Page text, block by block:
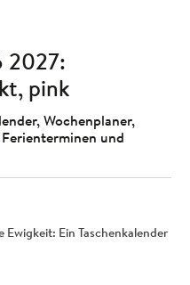
2027:
pink
Wochenplaner,
und
Ein Taschenkalender